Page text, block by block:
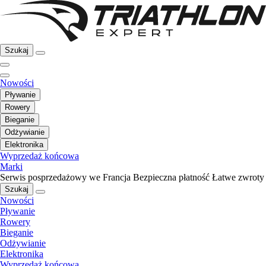
Szukaj
Nowości
Pływanie
Rowery
Bieganie
Odżywianie
Elektronika
Wyprzedaż końcowa
Marki
Serwis posprzedażowy we Francja Bezpieczna płatność Łatwe zwroty
Szukaj
Nowości
Pływanie
Rowery
Bieganie
Odżywianie
Elektronika